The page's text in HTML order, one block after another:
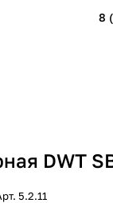
8
DWT
5.2.11